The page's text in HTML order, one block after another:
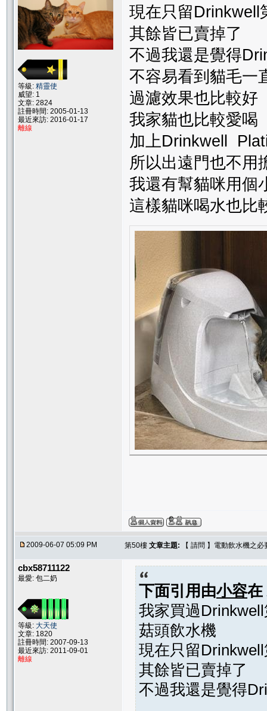
等級: 精靈使
威望: 1
文章: 2824
註冊時間: 2005-01-13
最近來訪: 2016-01-17
離線
現在只留
其餘皆已賣掉了
不過我還是覺得
不容易看到貓毛一
過濾效果也比較好
我家貓也比較愛喝
加上Drinkwell
所以出遠門也不用
我還有幫貓咪用個
這樣貓咪喝水也比
2009-06-07 05:09 PM 第50樓 文章主題: 【 請問 】電動飲水機之
cbx58711122
最愛: 包二奶
等級: 大天使
文章: 1820
註冊時間: 2007-09-13
最近來訪: 2011-09-01
離線
下面引用由小容在
我家買過
菇頭飲水機
現在只留
其餘皆已賣掉了
不過我還是覺得